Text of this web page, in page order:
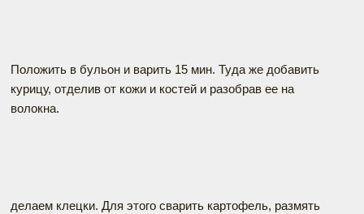
Положить в бульон и варить 15 мин. Туда же добавить
курицу, отделив от кожи и костей и разобрав ее на
волокна.
делаем клецки. Для этого сварить картофель, размять